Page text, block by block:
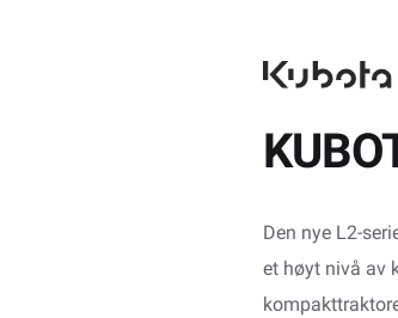
Den nye L2-
et høyt nivå av